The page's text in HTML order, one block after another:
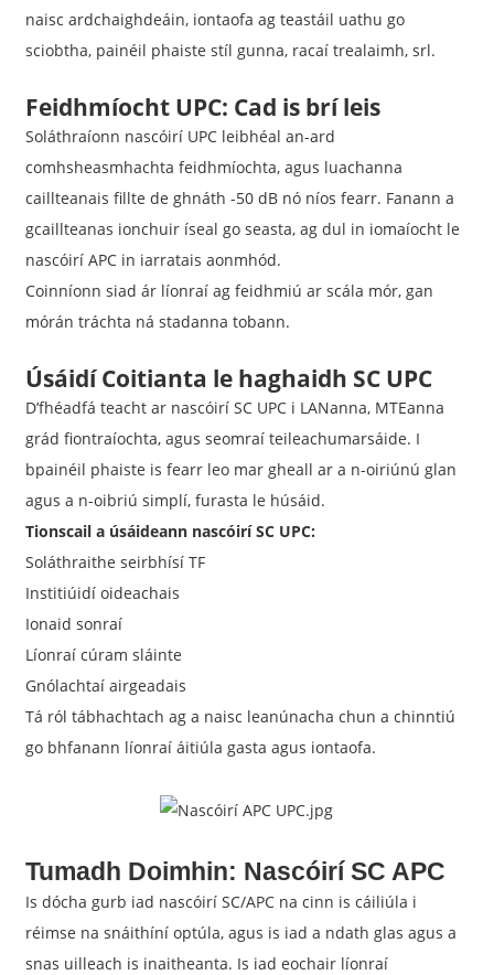
naisc ardchaighdeáin, iontaofa ag teastáil uathu go
sciobtha, painéil phaiste stíl gunna, racaí trealaimh, srl.
Feidhmíocht UPC: Cad is brí leis
Soláthraíonn nascóirí UPC leibhéal an-ard
comhsheasmhachta feidhmíochta, agus luachanna
caillteanais fillte de ghnáth -50 dB nó níos fearr. Fanann a
gcaillteanas ionchuir íseal go seasta, ag dul in iomaíocht le
nascóirí APC in iarratais aonmhód.
Coinníonn siad ár líonraí ag feidhmiú ar scála mór, gan
mórán tráchta ná stadanna tobann.
Úsáidí Coitianta le haghaidh SC UPC
D’fhéadfá teacht ar nascóirí SC UPC i LANanna, MTEanna
grád fiontraíochta, agus seomraí teileachumarsáide. I
bpainéil phaiste is fearr leo mar gheall ar a n-oiriúnú glan
agus a n-oibriú simplí, furasta le húsáid.
Tionscail a úsáideann nascóirí SC UPC:
Soláthraithe seirbhísí TF
Institiúidí oideachais
Ionaid sonraí
Líonraí cúram sláinte
Gnólachtaí airgeadais
Tá ról tábhachtach ag a naisc leanúnacha chun a chinntiú
go bhfanann líonraí áitiúla gasta agus iontaofa.
Tumadh Doimhin: Nascóirí SC APC
Is dócha gurb iad nascóirí SC/APC na cinn is cáiliúla i
réimse na snáithíní optúla, agus is iad a ndath glas agus a
snas uilleach is inaitheanta. Is iad eochair líonraí